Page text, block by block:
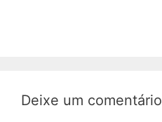
Deixe um comentário